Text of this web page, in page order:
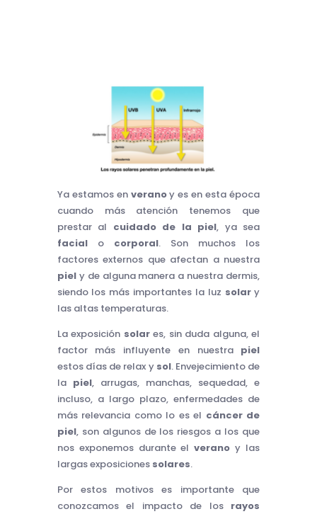
Ya estamos en veranoy es en esta época
cuando más atención tenemos que
prestar al cuidado de la piel, ya sea
facialo corporal. Son muchos los
factores externos que afectan a nuestra
piely de alguna manera a nuestra dermis,
siendo los más importantes la luz solary
las altas temperaturas.
La exposición solares, sin duda alguna, el
factor más influyente en nuestra piel
estos días de relax y sol. Envejecimiento de
la piel, arrugas, manchas, sequedad, e
incluso, a largo plazo, enfermedades de
más relevancia como lo es el cáncer de
piel, son algunos de los riesgos a los que
nos exponemos durante elverano y las
largas exposiciones solares.
Por estos motivos es importante que
conozcamos el impacto de los rayos